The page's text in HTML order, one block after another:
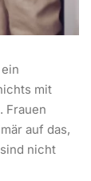
mit
Frauen
auf das,
nicht